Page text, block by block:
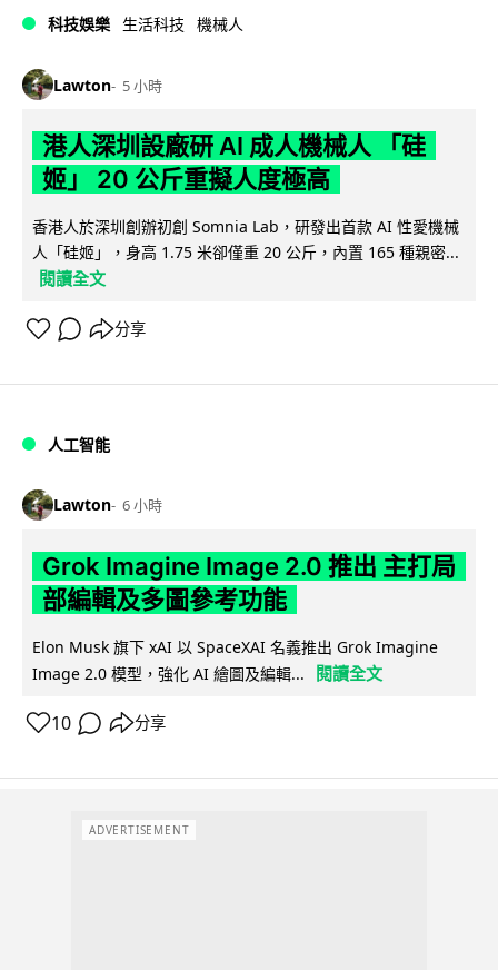
科技娛樂 生活科技 機械人
Lawton 5 小時
港人深圳設廠研 AI 成人機械人 「硅
姬」 20 公斤重擬人度極高
香港人於深圳創辦初創 Somnia Lab，研發出首款 AI 性愛機械
人「硅姬」，身高 1.75 米卻僅重 20 公斤，內置 165 種親密...
閱讀全文
分享
人工智能
Lawton 6 小時
Grok Imagine Image 2.0 推出 主打局
部編輯及多圖參考功能
Elon Musk 旗下 xAI 以 SpaceXAI 名義推出 Grok Imagine
Image 2.0 模型，強化 AI 繪圖及編輯...
閱讀全文
10 分享
ADVERTISEMENT